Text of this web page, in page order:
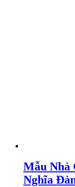
Mẫu Nhà
Nghĩa